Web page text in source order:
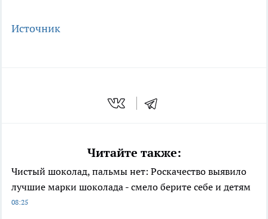
Источник
Читайте также:
Чистый шоколад, пальмы нет: Роскачество выявило
лучшие марки шоколада - смело берите себе и детям
08:25